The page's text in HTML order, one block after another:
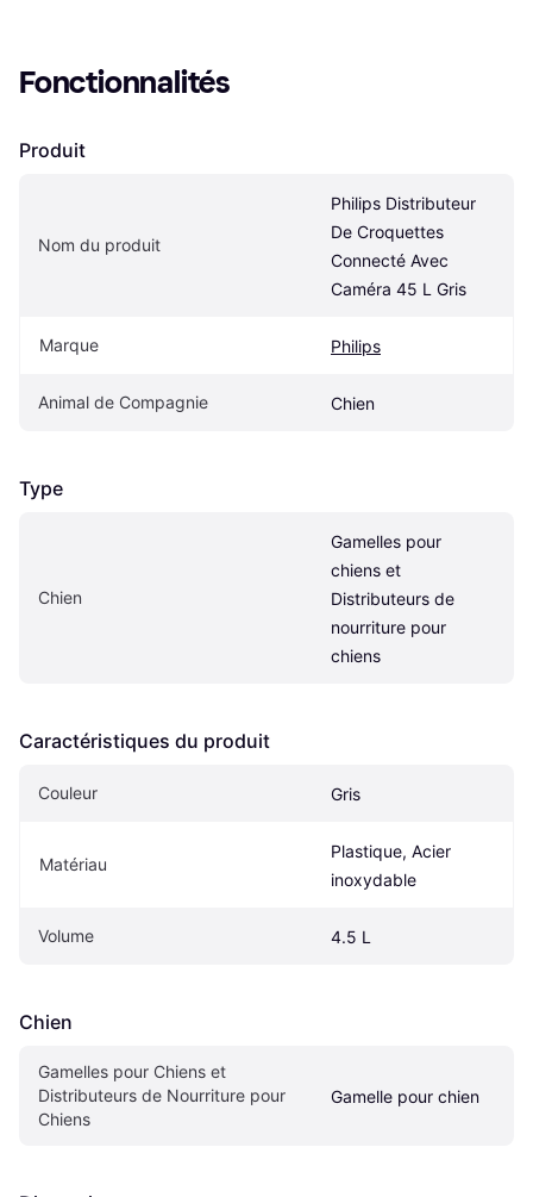
Fonctionnalités
Produit
Nom du produit
Philips Distributeur
De Croquettes
Connecté Avec
Caméra 45 L Gris
Marque Philips
Animal de Compagnie Chien
Type
Chien
Gamelles pour
chiens et
Distributeurs de
nourriture pour
chiens
Caractéristiques du produit
Couleur Gris
Matériau
Plastique, Acier
inoxydable
Volume 4.5 L
Chien
Gamelles pour Chiens et
Distributeurs de Nourriture pour
Chiens
Gamelle pour chien